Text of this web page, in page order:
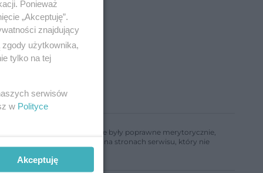
informacje w nim zawarte były poprawne merytorycznie,
informacji zamieszczonych na stronach serwisu, który nie
Ponieważ
„Akceptuję”.
znajdujący
użytkownika,
tylko na tej
serwisów
w Polityce
Akceptuję